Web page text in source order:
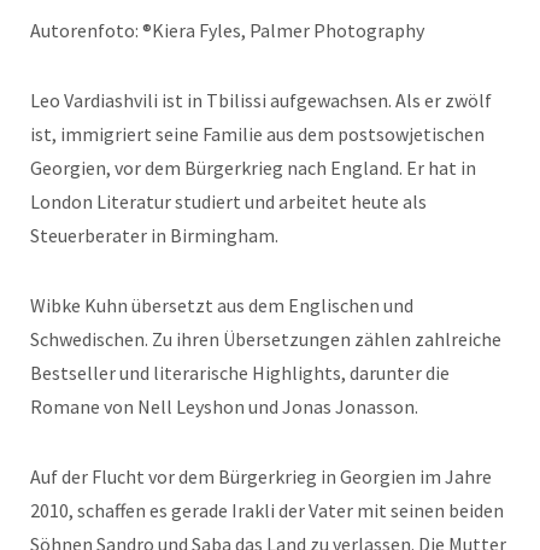
Autorenfoto: ®Kiera Fyles, Palmer Photography
Leo Vardiashvili ist in Tbilissi aufgewachsen. Als er zwölf
ist, immigriert seine Familie aus dem postsowjetischen
Georgien, vor dem Bürgerkrieg nach England. Er hat in
London Literatur studiert und arbeitet heute als
Steuerberater in Birmingham.
Wibke Kuhn übersetzt aus dem Englischen und
Schwedischen. Zu ihren Übersetzungen zählen zahlreiche
Bestseller und literarische Highlights, darunter die
Romane von Nell Leyshon und Jonas Jonasson.
Auf der Flucht vor dem Bürgerkrieg in Georgien im Jahre
2010, schaffen es gerade Irakli der Vater mit seinen beiden
Söhnen Sandro und Saba das Land zu verlassen. Die Mutter